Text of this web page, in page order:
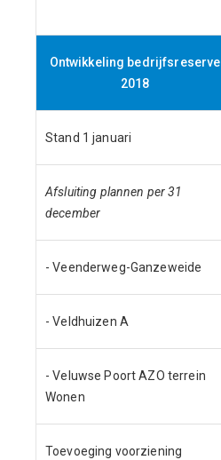
Ontwikkeling bedrijfsreserve
2018
Stand 1 januari
Afsluiting plannen per 31
december
- Veenderweg-Ganzeweide
- Veldhuizen A
- Veluwse Poort AZO terrein
Wonen
Toevoeging voorziening